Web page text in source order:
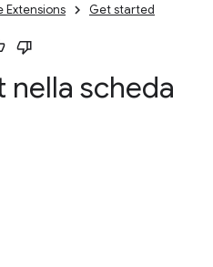
Extensions Get started
nella scheda